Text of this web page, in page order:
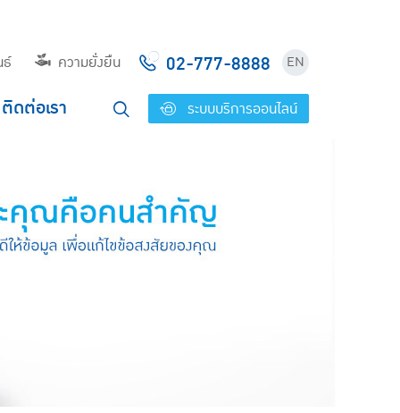
ความยั่งยืน 02-777-8888 EN
ติดต่อเรา ระบบบริการออนไลน์